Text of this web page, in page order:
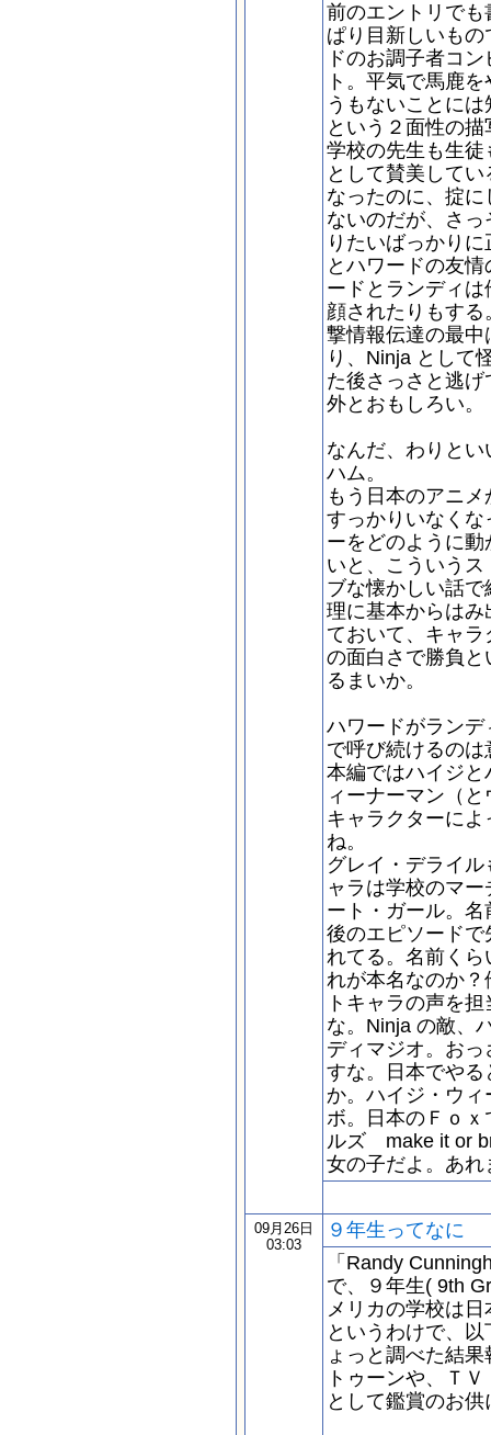
前のエントリで
ぱり目新しいも
ドのお調子者コ
ト。平気で馬鹿
うもないことに
という２面性の
学校の先生も生
として賛美して
なったのに、掟
ないのだが、さ
りたいばっかり
とハワードの友
ードとランディ
顔されたりもす
撃情報伝達の最
り、Ninja として
た後さっさと逃
外とおもしろい。
なんだ、わりと
ハム。
もう日本のアニ
すっかりいなく
ーをどのように
いと、こういう
ブな懐かしい話
理に基本からは
ておいて、キャ
の面白さで勝負
るまいか。
ハワードがラン
で呼び続けるの
本編ではハイジ
ィーナーマン（
キャラクターに
ね。
グレイ・デライ
ャラは学校のマ
ート・ガール。
後のエピソード
れてる。名前く
れが本名なのか
トキャラの声を
な。Ninja の敵、
ディマジオ。お
すな。日本でや
か。ハイジ・ウ
ボ。日本のＦｏ
ルズ make it or
女の子だよ。あ
09月26日
03:03
９年生ってなに
「Randy
で、９年生( 9th
メリカの学校は
というわけで、
ょっと調べた結
トゥーンや、Ｔ
として鑑賞のお